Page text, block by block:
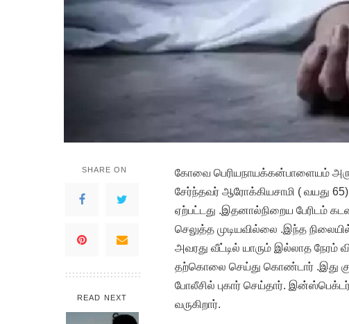
SHARE ON
READ NEXT
கோவை பெரியநாயக்கன்பாளையம்
சேர்ந்தவர் ஆரோக்கியசாமி ( வயது
ஏற்பட்டது .இதனால்நிறைய பேரிடம்
செலுத்த முடியவில்லை .இந்த
அவரது வீட்டில் யாரும் இல்லாத நேரம்
தற்கொலை செய்து கொண்டார் .இது
போலீசில் புகார் செய்தார்.
வருகிறார்.